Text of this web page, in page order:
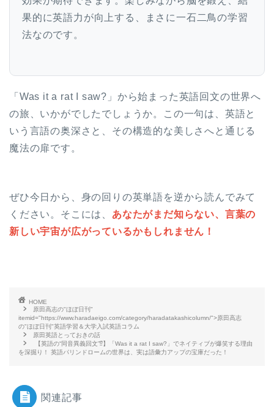
果的に英語力が向上する、まさに一石二鳥の学習
法なのです。
「Was it a rat I saw?」から始まった英語回文の世界へ
の旅、いかがでしたでしょうか。この一句は、英語と
いう言語の奥深さと、その構造的な美しさへと通じる
魔法の扉です。
ぜひ今日から、身の回りの英単語を逆から読んでみて
ください。そこには、 あなたがまだ知らない、言葉の
新しい宇宙が広がっているかもしれません！
HOME
原田高志の"ほぼ日刊"
itemid="https://www.haradaeigo.com/category/haradatakashicolumn/">原田高志
の"ほぼ日刊"英語学習＆大学入試英語コラム
原田英語とっておきの話
【英語の“同音異義回文”⁉】「Was it a rat I saw?」でネイティブが爆笑する理由
を深掘り！ 英語パリンドロームの世界は、実は語彙力アップの宝庫だった！
関連記事